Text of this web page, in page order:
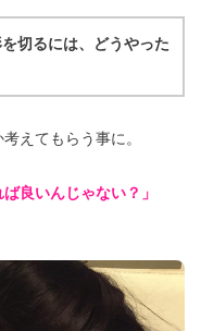
切るには、どうやった
えてもらう事に。
良いんじゃない？」